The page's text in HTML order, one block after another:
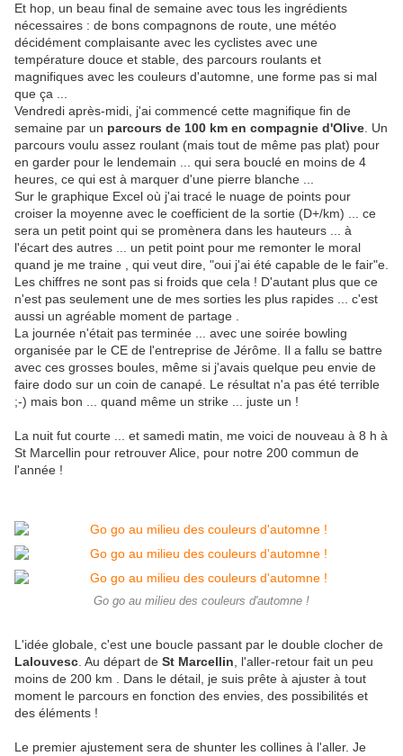
Et hop, un beau final de semaine avec tous les ingrédients
nécessaires : de bons compagnons de route, une météo
décidément complaisante avec les cyclistes avec une
température douce et stable, des parcours roulants et
magnifiques avec les couleurs d'automne, une forme pas si mal
que ça ...
Vendredi après-midi, j'ai commencé cette magnifique fin de
semaine par un parcours de 100 km en compagnie d'Olive . Un
parcours voulu assez roulant (mais tout de même pas plat) pour
en garder pour le lendemain ... qui sera bouclé en moins de 4
heures, ce qui est à marquer d'une pierre blanche ...
Sur le graphique Excel où j'ai tracé le nuage de points pour
croiser la moyenne avec le coefficient de la sortie (D+/km) ... ce
sera un petit point qui se promènera dans les hauteurs ... à
l'écart des autres ... un petit point pour me remonter le moral
quand je me traine , qui veut dire, "oui j'ai été capable de le fair"e.
Les chiffres ne sont pas si froids que cela ! D'autant plus que ce
n'est pas seulement une de mes sorties les plus rapides ... c'est
aussi un agréable moment de partage .
La journée n'était pas terminée ... avec une soirée bowling
organisée par le CE de l'entreprise de Jérôme. Il a fallu se battre
avec ces grosses boules, même si j'avais quelque peu envie de
faire dodo sur un coin de canapé. Le résultat n'a pas été terrible
;-) mais bon ... quand même un strike ... juste un !
La nuit fut courte ... et samedi matin, me voici de nouveau à 8 h à
St Marcellin pour retrouver Alice, pour notre 200 commun de
l'année !
Go go au milieu des couleurs d'automne !
L'idée globale, c'est une boucle passant par le double clocher de
Lalouvesc . Au départ de St Marcellin , l'aller-retour fait un peu
moins de 200 km . Dans le détail, je suis prête à ajuster à tout
moment le parcours en fonction des envies, des possibilités et
des éléments !
Le premier ajustement sera de shunter les collines à l'aller. Je